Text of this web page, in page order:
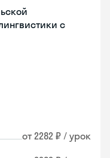
с
от 2282 ₽ / урок